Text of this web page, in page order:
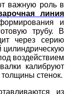
важную роль в
линия
и
трубу. В
через серию
цилиндрическую
воздействием
калибруют
толщины стенок.
из